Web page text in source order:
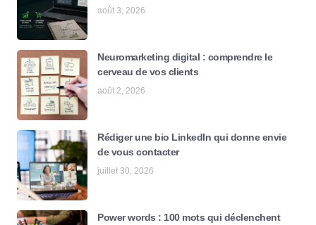
août 3, 2026
Neuromarketing digital : comprendre le
cerveau de vos clients
août 2, 2026
Rédiger une bio LinkedIn qui donne envie
de vous contacter
juillet 30, 2026
Power words : 100 mots qui déclenchent